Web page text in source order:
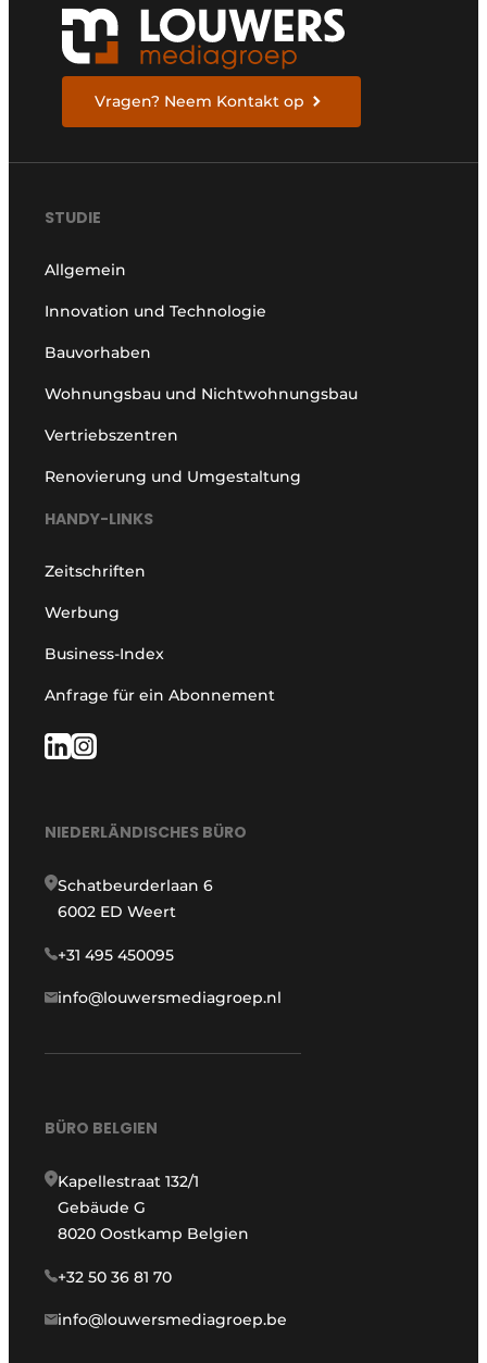
Vragen? Neem Kontakt op
STUDIE
Allgemein
Innovation und Technologie
Bauvorhaben
Wohnungsbau und Nichtwohnungsbau
Vertriebszentren
Renovierung und Umgestaltung
HANDY-LINKS
Zeitschriften
Werbung
Business-Index
Anfrage für ein Abonnement
NIEDERLÄNDISCHES BÜRO
Schatbeurderlaan 6
6002 ED Weert
+31 495 450095
info@louwersmediagroep.nl
BÜRO BELGIEN
Kapellestraat 132/1
Gebäude G
8020 Oostkamp Belgien
+32 50 36 81 70
info@louwersmediagroep.be